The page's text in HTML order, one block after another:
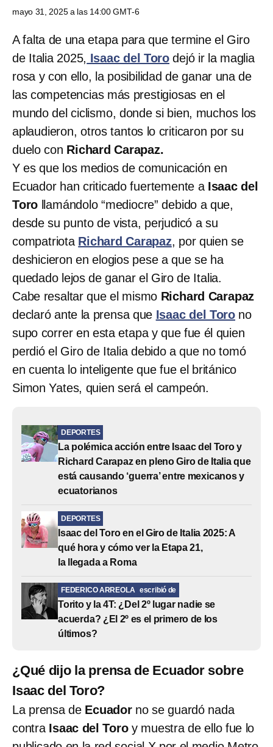
mayo 31, 2025 a las 14:00 GMT-6
A falta de una etapa para que termine el Giro
de Italia 2025, Isaac del Toro dejó ir la maglia
rosa y con ello, la posibilidad de ganar una de
las competencias más prestigiosas en el
mundo del ciclismo, donde si bien, muchos los
aplaudieron, otros tantos lo criticaron por su
duelo con Richard Carapaz.
Y es que los medios de comunicación en
Ecuador han criticado fuertemente a Isaac del
Toro llamándolo “mediocre” debido a que,
desde su punto de vista, perjudicó a su
compatriota Richard Carapaz, por quien se
deshicieron en elogios pese a que se ha
quedado lejos de ganar el Giro de Italia.
Cabe resaltar que el mismo Richard Carapaz
declaró ante la prensa que Isaac del Toro no
supo correr en esta etapa y que fue él quien
perdió el Giro de Italia debido a que no tomó
en cuenta lo inteligente que fue el británico
Simon Yates, quien será el campeón.
DEPORTES
La polémica acción entre Isaac del Toro y
Richard Carapaz en pleno Giro de Italia que
está causando ‘guerra’ entre mexicanos y
ecuatorianos
DEPORTES
Isaac del Toro en el Giro de Italia 2025: A
qué hora y cómo ver la Etapa 21,
la llegada a Roma
FEDERICO ARREOLA escribió de
Torito y la 4T: ¿Del 2º lugar nadie se
acuerda? ¿El 2º es el primero de los
últimos?
¿Qué dijo la prensa de Ecuador sobre
Isaac del Toro?
La prensa de Ecuador no se guardó nada
contraIsaac del Toroy muestra de ello fue lo